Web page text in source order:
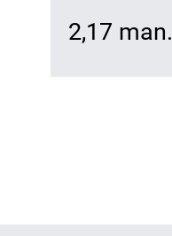
2,17 man.